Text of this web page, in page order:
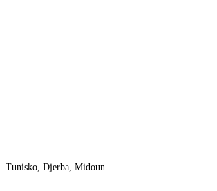
Tunisko, Djerba, Midoun